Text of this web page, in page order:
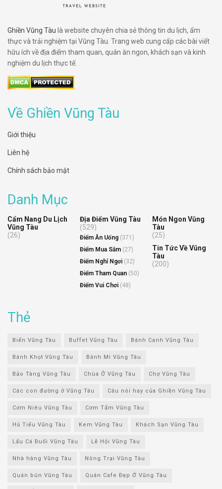
Ghiền Vũng Tàu là website chuyên chia sẻ thông tin du lịch, ẩm
thực và trải nghiệm tại Vũng Tàu. Trang web cung cấp các bài viết
hữu ích về địa điểm tham quan, quán ăn ngon, khách sạn và kinh
nghiệm du lịch thực tế.
Về Ghiền Vũng Tàu
Giới thiệu
Liên hệ
Chính sách bảo mật
Danh Mục
Cẩm Nang Du Lịch
Vũng Tàu
(26)
Địa Điểm Vũng Tàu
(529)
Điểm Ăn Uống (371)
Điểm Mua Sắm (27)
Điểm Nghỉ Ngơi (32)
Điểm Tham Quan (50)
Điểm Vui Chơi (48)
Món Ngon Vũng
Tàu
(25)
Tin Tức Về Vũng
Tàu
(200)
Thẻ
Biển Vũng Tàu Buffet Vũng Tàu Bánh Canh Vũng Tàu
Bánh Khọt Vũng Tàu Bánh Mì Vũng Tàu
Bảo Tàng Vũng Tàu Chùa Ở Vũng Tàu Chợ Vũng Tàu
Các con đường ở Vũng Tàu Câu nói hay của Ghiền Vũng Tàu
Cơm Niêu Vũng Tàu Cơm Tấm Vũng Tàu
Hủ Tiếu Vũng Tàu Kem Vũng Tàu Khách Sạn Vũng Tàu
Lẩu Cá Đuối Vũng Tàu Lễ Hội Vũng Tàu
Nhà hàng Vũng Tàu Nông Trại Vũng Tàu
Quán bún Vũng Tàu Quán Cafe Đẹp Ở Vũng Tàu